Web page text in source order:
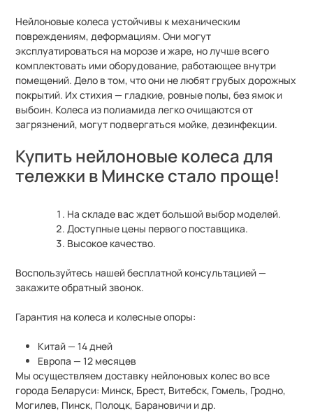
Нейлоновые колеса устойчивы к механическим
повреждениям, деформациям. Они могут
эксплуатироваться на морозе и жаре, но лучше всего
комплектовать ими оборудование, работающее внутри
помещений. Дело в том, что они не любят грубых дорожных
покрытий. Их стихия— гладкие, ровные полы, без ямок и
выбоин. Колеса из полиамида легко очищаются от
загрязнений, могут подвергаться мойке, дезинфекции.
Купить нейлоновые колеса для
тележки в Минске стало проще!
На складе вас ждет большой выбор моделей.
Доступные цены первого поставщика.
Высокое качество.
Воспользуйтесь нашей бесплатной консультацией—
закажите обратный звонок.
Гарантия на колеса и колесные опоры:
Китай— 14 дней
Европа— 12 месяцев
Мы осуществляем доставку нейлоновых колес во все
города Беларуси: Минск, Брест, Витебск, Гомель, Гродно,
Могилев, Пинск, Полоцк, Барановичи и др.